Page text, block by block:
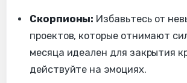
Скорпионы: Избавьтесь от
проектов, которые отнимают
месяца идеален для закрытия
действуйте на эмоциях.